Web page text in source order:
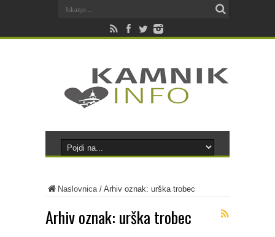
Naslovnica/ Arhiv oznak: urška trobec
Arhiv oznak: urška trobec